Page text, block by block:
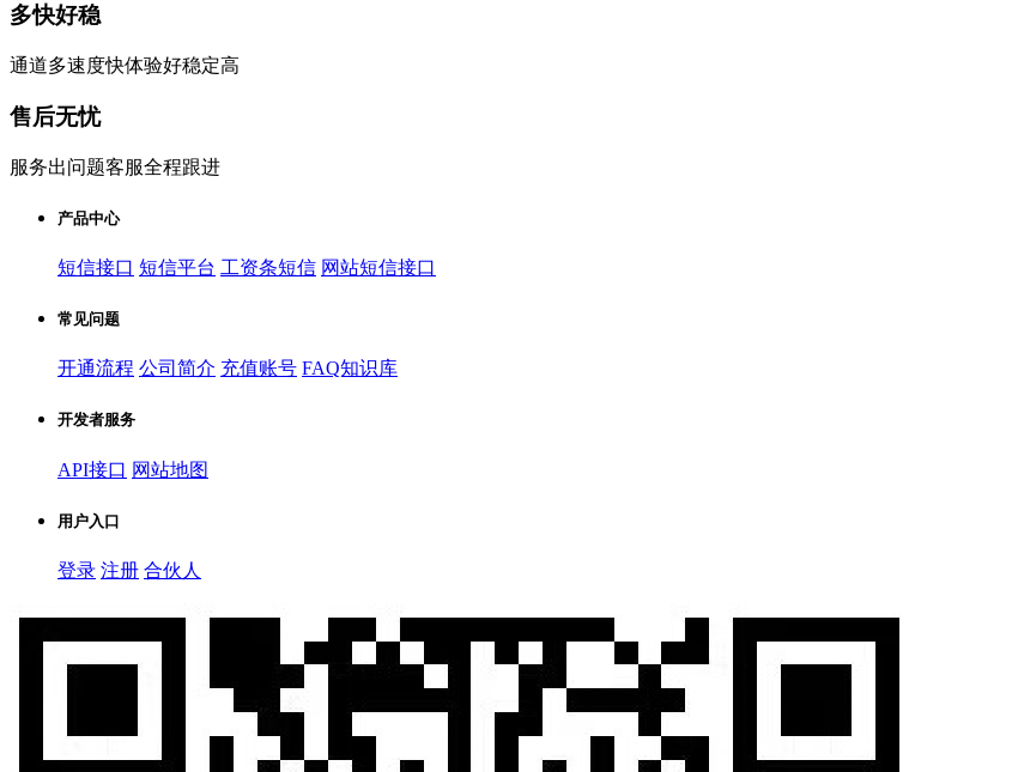
多快好稳
通道多速度快体验好稳定高
售后无忧
服务出问题客服全程跟进
产品中心
短信接口 短信平台 工资条短信 网站短信接口
常见问题
开通流程 公司简介 充值账号 FAQ知识库
开发者服务
API接口 网站地图
用户入口
登录 注册 合伙人